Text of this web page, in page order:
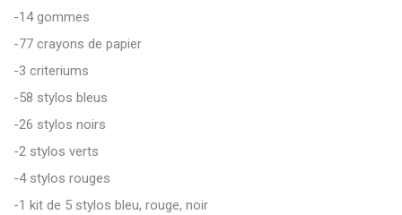
-14 gommes
-77 crayons de papier
-3 criteriums
-58 stylos bleus
-26 stylos noirs
-2 stylos verts
-4 stylos rouges
-1 kit de 5 stylos bleu, rouge, noir